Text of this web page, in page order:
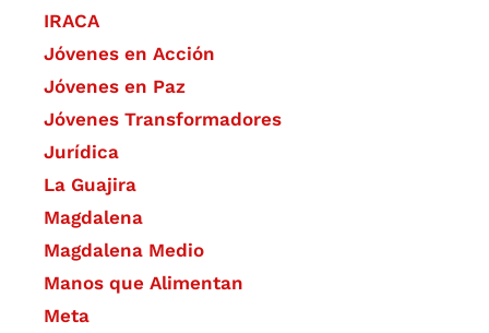
IRACA
Jóvenes en Acción
Jóvenes en Paz
Jóvenes Transformadores
Jurídica
La Guajira
Magdalena
Magdalena Medio
Manos que Alimentan
Meta